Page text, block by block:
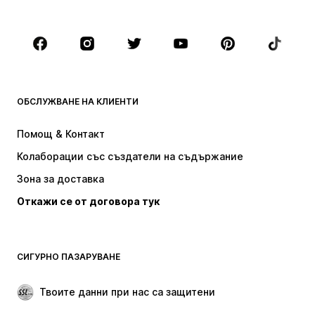
Аксесоари
Premium
НОВО
Пуловери и Трикотаж
Бельо
Палта
Поли
Специални Поводи
ОБСЛУЖВАНЕ НА КЛИЕНТИ
Помощ & Контакт
Колаборации със създатели на съдържание
Зона за доставка
Откажи се от договора тук
СИГУРНО ПАЗАРУВАНЕ
Твоите данни при нас са защитени